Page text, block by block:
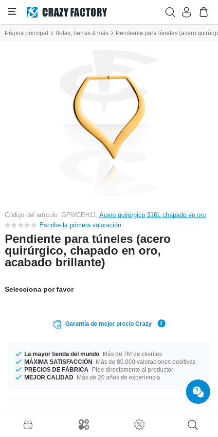
Página principal Bolas, barras & más Pendiente para túneles (acero
Código del artículo: GPWCEH11, Acero quirúrgico 316L chapado en oro
Escribe la primera valoración
Pendiente para túneles (acero
quirúrgico, chapado en oro,
acabado brillante)
Selecciona por favor
Garantía de mejor precio Crazy
La mayor tienda del mundo Más de 7M de clientes
MÁXIMA SATISFACCIÓN
Más de 80.000 valoraciones positivas
PRECIOS DE FÁBRICA
Pide directamente al productor
MEJOR CALIDAD Más de 20 años de experiencia
Detalles del producto